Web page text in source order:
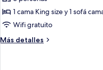
1
cama
size
1 cama King size y 1 sofá
Wifi gratuito
Más detalles
Más